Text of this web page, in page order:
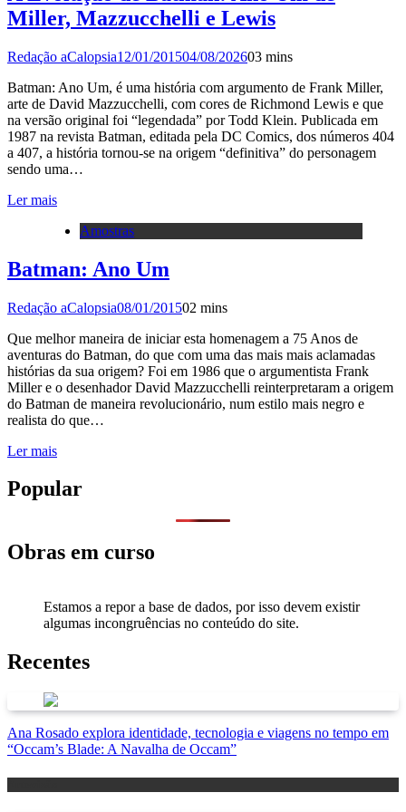
Miller, Mazzucchelli e Lewis
Redação aCalopsia12/01/201504/08/202603 mins
Batman: Ano Um, é uma história com argumento de Frank Miller,
arte de David Mazzucchelli, com cores de Richmond Lewis e que
na versão original foi “legendada” por Todd Klein. Publicada em
1987 na revista Batman, editada pela DC Comics, dos números 404
a 407, a história tornou-se na origem “definitiva” do personagem
sendo uma…
Ler mais
Amostras
Batman: Ano Um
Redação aCalopsia08/01/201502 mins
Que melhor maneira de iniciar esta homenagem a 75 Anos de
aventuras do Batman, do que com uma das mais mais aclamadas
histórias da sua origem? Foi em 1986 que o argumentista Frank
Miller e o desenhador David Mazzucchelli reinterpretaram a origem
do Batman de maneira revolucionário, num estilo mais negro e
realista do que…
Ler mais
Popular
Obras em curso
Estamos a repor a base de dados, por isso devem existir
algumas incongruências no conteúdo do site.
Recentes
Ana Rosado explora identidade, tecnologia e viagens no tempo em
“Occam’s Blade: A Navalha de Occam”